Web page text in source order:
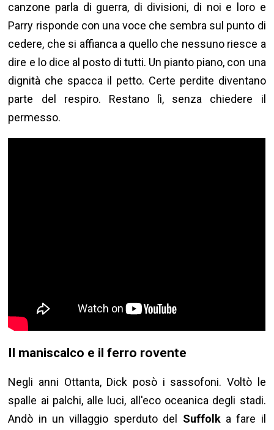
canzone parla di guerra, di divisioni, di noi e loro e
Parry risponde con una voce che sembra sul punto di
cedere, che si affianca a quello che nessuno riesce a
dire e lo dice al posto di tutti. Un pianto piano, con una
dignità che spacca il petto. Certe perdite diventano
parte del respiro. Restano lì, senza chiedere il
permesso.
Il maniscalco e il ferro rovente
Negli anni Ottanta, Dick posò i sassofoni. Voltò le
spalle ai palchi, alle luci, all'eco oceanica degli stadi.
Andò in un villaggio sperduto del Suffolka fare il